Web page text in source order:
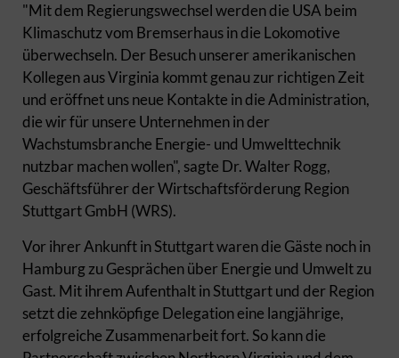
"Mit dem Regierungswechsel werden die USA beim
Klimaschutz vom Bremserhaus in die Lokomotive
überwechseln. Der Besuch unserer amerikanischen
Kollegen aus Virginia kommt genau zur richtigen Zeit
und eröffnet uns neue Kontakte in die Administration,
die wir für unsere Unternehmen in der
Wachstumsbranche Energie- und Umwelttechnik
nutzbar machen wollen", sagte Dr. Walter Rogg,
Geschäftsführer der Wirtschaftsförderung Region
Stuttgart GmbH (WRS).
Vor ihrer Ankunft in Stuttgart waren die Gäste noch in
Hamburg zu Gesprächen über Energie und Umwelt zu
Gast. Mit ihrem Aufenthalt in Stuttgart und der Region
setzt die zehnköpfige Delegation eine langjährige,
erfolgreiche Zusammenarbeit fort. So kann die